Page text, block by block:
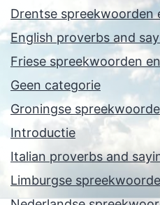
Drentse spreekwoorden
English proverbs and
Friese spreekwoorden
Geen categorie
Groningse
Introductie
Italian proverbs and
Limburgse